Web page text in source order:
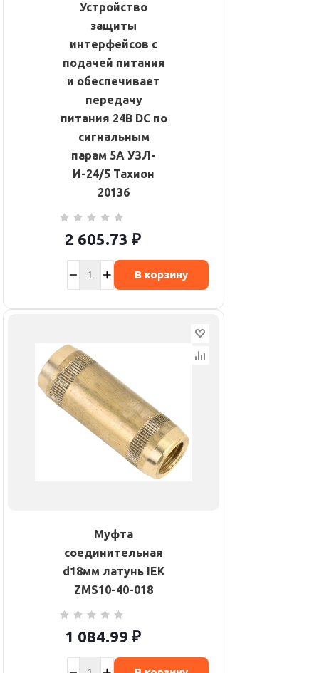
Устройство
защиты
интерфейсов с
подачей питания
и обеспечивает
передачу
питания 24В DC по
сигнальным
парам 5А УЗЛ-
И-24/5 Тахион
20136
2 605.73 ₽
В корзину
Муфта
соединительная
d18мм латунь IEK
ZMS10-40-018
1 084.99 ₽